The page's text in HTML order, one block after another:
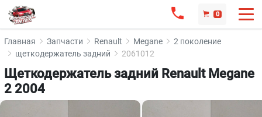
0
Главная Запчасти Renault Megane
2 поколение
щеткодержатель задний
2061012
Щеткодержатель задний Renault Megane
2 2004